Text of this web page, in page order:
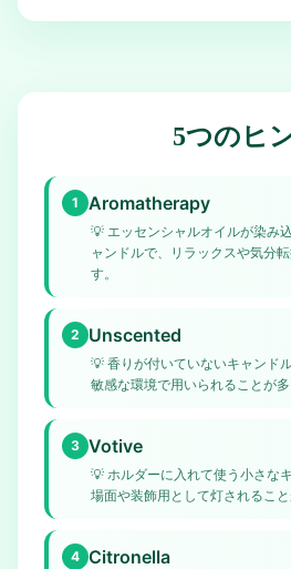
5つのヒ
1 Aromatherapy
💡 エッセンシャルオイルが染み
ャンドルで、リラックスや気分
す。
2 Unscented
💡 香りが付いていないキャンド
敏感な環境で用いられることが多
3 Votive
💡 ホルダーに入れて使う小さな
場面や装飾用として灯されること
4 Citronella